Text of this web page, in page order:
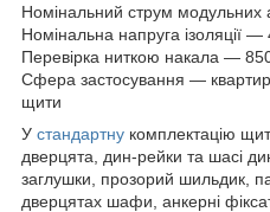
Номінальний струм
Номінальна напруга ізоляції
Перевірка ниткою накала —
Сфера застосування —
щити
У стандартну комплектацію
дверцята, дин-рейки та шасі
заглушки, прозорий шильдик,
дверцятах шафи, анкерні